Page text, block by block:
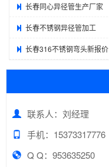
长春同心异径管生产厂家
长春不锈钢异径管加工
长春316不锈钢弯头新报价
联系人：刘经理
手机：15373317776
Q Q：953635250